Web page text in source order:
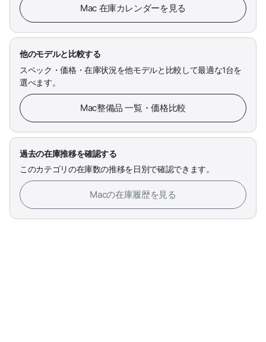
Mac 在庫カレンダーを見る
他のモデルと比較する
スペック・価格・在庫状況を他モデルと比較して最適な1台を
選べます。
Mac整備品 一覧・価格比較
過去の在庫推移を確認する
このカテゴリの在庫数の推移を日別で確認できます。
Macの在庫履歴を見る